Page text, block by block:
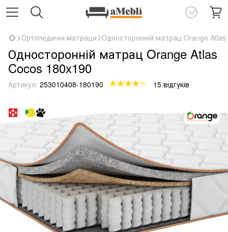
Ортопедичні матраци Односторонній матрац Orange
Односторонній матрац Orange Atlas
Cocos 180x190
Артикул: 253010408-180190 15 відгуків